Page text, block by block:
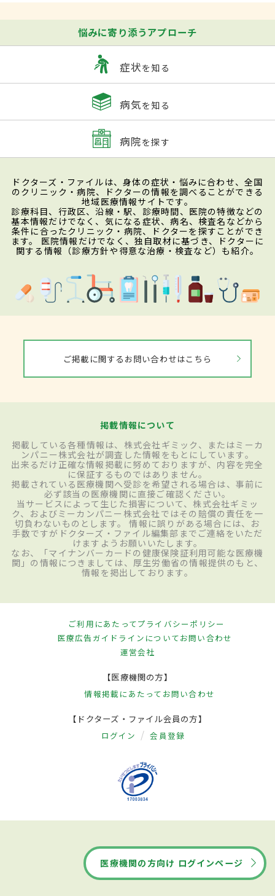
悩みに寄り添うアプローチ
症状を知る
病気を知る
病院を探す
ドクターズ・ファイルは、身体の症状・悩みに合わせ、全国
のクリニック・病院、ドクターの情報を調べることができる
地域医療情報サイトです。
診療科目、行政区、沿線・駅、診療時間、医院の特徴などの
基本情報だけでなく、気になる症状、病名、検査名などから
条件に合ったクリニック・病院、ドクターを探すことができ
ます。 医院情報だけでなく、独自取材に基づき、ドクターに
関する情報（診療方針や得意な治療・検査など）も紹介。
ご掲載に関するお問い合わせはこちら
掲載情報について
掲載している各種情報は、株式会社ギミック、またはミーカ
ンパニー株式会社が調査した情報をもとにしています。
出来るだけ正確な情報掲載に努めておりますが、内容を完全
に保証するものではありません。
掲載されている医療機関へ受診を希望される場合は、事前に
必ず該当の医療機関に直接ご確認ください。
当サービスによって生じた損害について、株式会社ギミッ
ク、およびミーカンパニー株式会社ではその賠償の責任を一
切負わないものとします。 情報に誤りがある場合には、お
手数ですがドクターズ・ファイル編集部までご連絡をいただ
けますようお願いいたします。
なお、「マイナンバーカードの健康保険証利用可能な医療機
関」の情報につきましては、厚生労働省の情報提供のもと、
情報を掲出しております。
ご利用にあたってプライバシーポリシー
医療広告ガイドラインについてお問い合わせ
運営会社
【医療機関の方】
情報掲載にあたって お問い合わせ
【ドクターズ・ファイル会員の方】
ログイン 会員登録
医療機関の方向け ログインページ